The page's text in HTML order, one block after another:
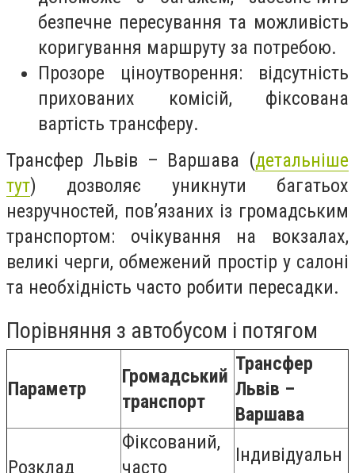
безпечне пересування та можливість
коригування маршруту за потребою.
Прозоре ціноутворення: відсутність
прихованих комісій, фіксована
вартість трансферу.
Трансфер Львів – Варшава (детальніше
тут) дозволяє уникнути багатьох
незручностей, пов’язаних із громадським
транспортом: очікування на вокзалах,
великі черги, обмежений простір у салоні
та необхідність часто робити пересадки.
Порівняння з автобусом і потягом
Параметр
Громадський
транспорт
Трансфер
Львів –
Варшава
Розклад
Фіксований,
часто
Індивідуальн